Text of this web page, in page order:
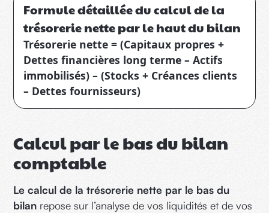
Formule détaillée du calcul de la
trésorerie nette par le haut du bilan
Trésorerie nette = (Capitaux propres +
Dettes financières long terme – Actifs
immobilisés) – (Stocks + Créances clients
– Dettes fournisseurs)
Calcul par le bas du bilan
comptable
Le calcul de la trésorerie nette par le bas du
bilan repose sur l’analyse de vos liquidités et de vos